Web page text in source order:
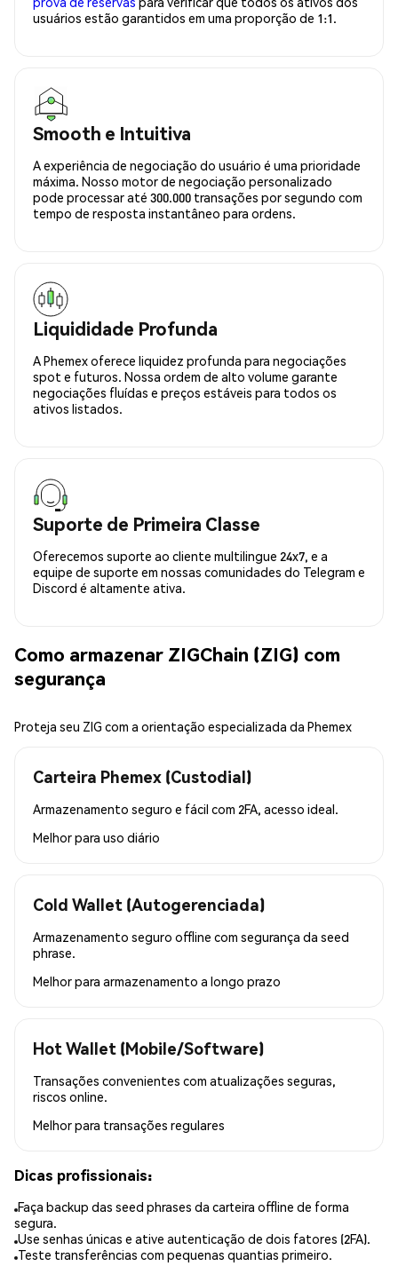
usuários estão garantidos em uma proporção de 1:1.
Smooth e Intuitiva
A experiência de negociação do usuário é uma prioridade
máxima. Nosso motor de negociação personalizado
pode processar até 300.000 transações por segundo com
tempo de resposta instantâneo para ordens.
Liquididade Profunda
A Phemex oferece liquidez profunda para negociações
spot e futuros. Nossa ordem de alto volume garante
negociações fluídas e preços estáveis para todos os
ativos listados.
Suporte de Primeira Classe
Oferecemos suporte ao cliente multilingue 24x7, e a
equipe de suporte em nossas comunidades do Telegram e
Discord é altamente ativa.
Como armazenar ZIGChain (ZIG) com
segurança
Proteja seu ZIG com a orientação especializada da Phemex
Carteira Phemex (Custodial)
Armazenamento seguro e fácil com 2FA, acesso ideal.
Melhor para uso diário
Cold Wallet (Autogerenciada)
Armazenamento seguro offline com segurança da seed
phrase.
Melhor para armazenamento a longo prazo
Hot Wallet (Mobile/Software)
Transações convenientes com atualizações seguras,
riscos online.
Melhor para transações regulares
Dicas profissionais:
Faça backup das seed phrases da carteira offline de forma
segura.
Use senhas únicas e ative autenticação de dois fatores (2FA).
Teste transferências com pequenas quantias primeiro.